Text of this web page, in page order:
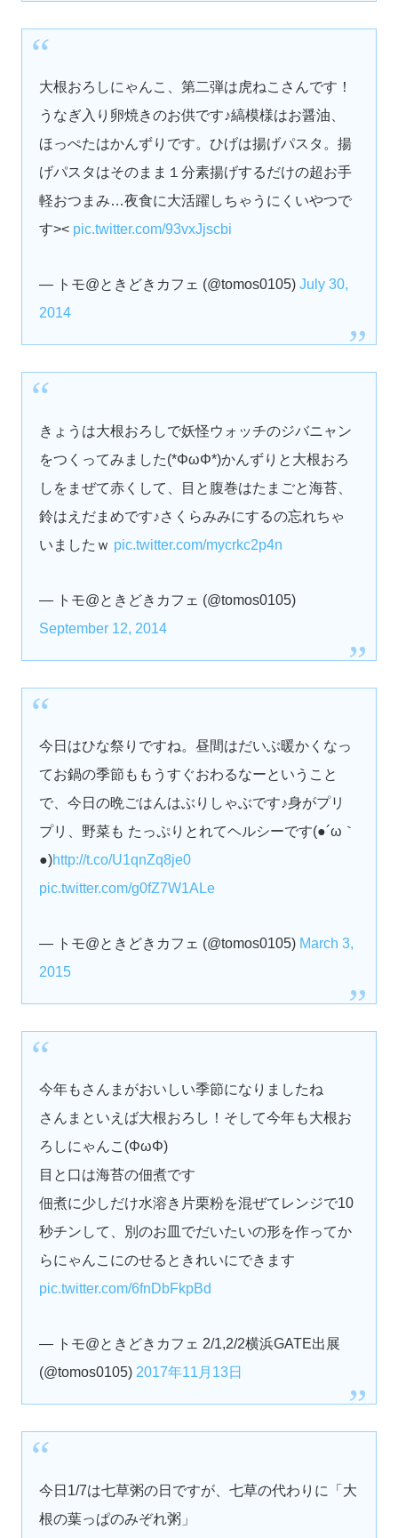
大根おろしにゃんこ、第二弾は虎ねこさんです！
うなぎ入り卵焼きのお供です♪縞模様はお醤油、
ほっぺたはかんずりです。ひげは揚げパスタ。揚
げパスタはそのまま１分素揚げするだけの超お手
軽おつまみ…夜食に大活躍しちゃうにくいやつで
す>< pic.twitter.com/93vxJjscbi
— トモ@ときどきカフェ (@tomos0105)July 30,
2014
きょうは大根おろしで妖怪ウォッチのジバニャン
をつくってみました(*ΦωΦ*)かんずりと大根おろ
しをまぜて赤くして、目と腹巻はたまごと海苔、
鈴はえだまめです♪さくらみみにするの忘れちゃ
いましたｗ pic.twitter.com/mycrkc2p4n
— トモ@ときどきカフェ (@tomos0105)
September 12, 2014
今日はひな祭りですね。昼間はだいぶ暖かくなっ
てお鍋の季節ももうすぐおわるなーということ
で、今日の晩ごはんはぶりしゃぶです♪身がプリ
プリ、野菜も たっぷりとれてヘルシーです(●´ω｀
●)http://t.co/U1qnZq8je0
pic.twitter.com/g0fZ7W1ALe
— トモ@ときどきカフェ (@tomos0105) March 3,
2015
今年もさんまがおいしい季節になりましたね
さんまといえば大根おろし！そして今年も大根お
ろしにゃんこ(ΦωΦ)
目と口は海苔の佃煮です
佃煮に少しだけ水溶き片栗粉を混ぜてレンジで10
秒チンして、別のお皿でだいたいの形を作ってか
らにゃんこにのせるときれいにできます
pic.twitter.com/6fnDbFkpBd
— トモ@ときどきカフェ 2/1,2/2横浜GATE出展
(@tomos0105) 2017年11月13日
今日1/7は七草粥の日ですが、七草の代わりに「大
根の葉っぱのみぞれ粥」